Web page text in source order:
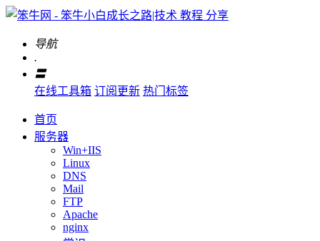
导航
.
〓
在线工具箱 订阅更新 热门标签
首页
服务器
Win+IIS
Linux
DNS
Mail
FTP
Apache
nginx